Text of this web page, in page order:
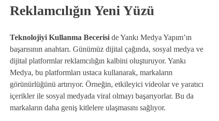
Reklamcılığın Yeni Yüzü
Teknolojiyi Kullanma Becerisi de Yankı Medya Yapım’ın
başarısının anahtarı. Günümüz dijital çağında, sosyal medya ve
dijital platformlar reklamcılığın kalbini oluşturuyor. Yankı
Medya, bu platformları ustaca kullanarak, markaların
görünürlüğünü artırıyor. Örneğin, etkileyici videolar ve yaratıcı
içerikler ile sosyal medyada viral olmayı başarıyorlar. Bu da
markaların daha geniş kitlelere ulaşmasını sağlıyor.